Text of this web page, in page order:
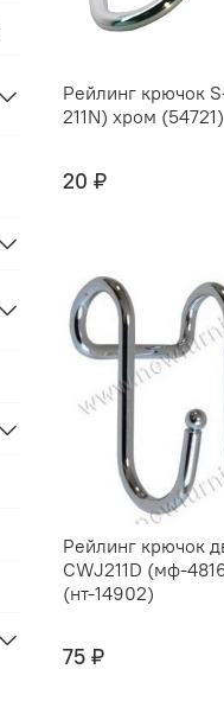
Рейлинг крючок
211N) хром (54721)
20 ₽
Рейлинг крючок
CWJ211D (мф-
(нт-14902)
75 ₽